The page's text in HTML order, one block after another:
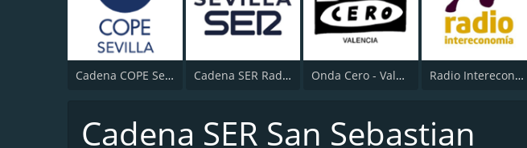
Cadena COPE Sevilla Cadena SER Radio Sevilla Onda Cero - Valencia Radio Intereconomía
Cadena SER San Sebastian